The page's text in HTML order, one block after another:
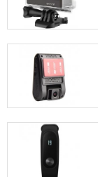
Teleskopické
Sportovní
kamery
Příslušenství
kamer
Fitness
vybavení